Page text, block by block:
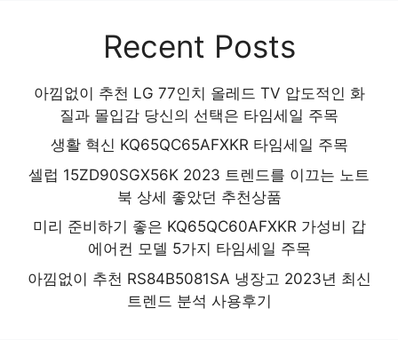
Recent Posts
아낌없이 추천 LG 77인치 올레드 TV 압도적인 화
질과 몰입감 당신의 선택은 타임세일 주목
생활 혁신 KQ65QC65AFXKR 타임세일 주목
셀럽 15ZD90SGX56K 2023 트렌드를 이끄는 노트
북 상세 좋았던 추천상품
미리 준비하기 좋은 KQ65QC60AFXKR 가성비 갑
에어컨 모델 5가지 타임세일 주목
아낌없이 추천 RS84B5081SA 냉장고 2023년 최신
트렌드 분석 사용후기